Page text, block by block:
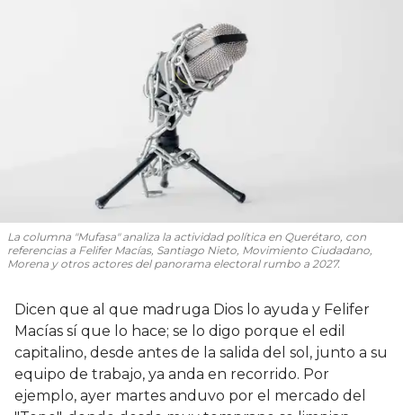
La columna "Mufasa" analiza la actividad política en Querétaro, con
referencias a Felifer Macías, Santiago Nieto, Movimiento Ciudadano,
Morena y otros actores del panorama electoral rumbo a 2027.
Dicen que al que madruga Dios lo ayuda y Felifer
Macías sí que lo hace; se lo digo porque el edil
capitalino, desde antes de la salida del sol, junto a su
equipo de trabajo, ya anda en recorrido. Por
ejemplo, ayer martes anduvo por el mercado del